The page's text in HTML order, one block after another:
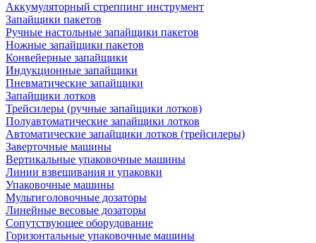
Аккумуляторный стреппинг инструмент
Запайщики пакетов
Ручные настольные запайщики пакетов
Ножные запайщики пакетов
Конвейерные запайщики
Индукционные запайщики
Пневматические запайщики
Запайщики лотков
Трейсилеры (ручные запайщики лотков)
Полуавтоматические запайщики лотков
Автоматические запайщики лотков (трейсилеры)
Заверточные машины
Вертикальные упаковочные машины
Линии взвешивания и упаковки
Упаковочные машины
Мультиголовочные дозаторы
Линейные весовые дозаторы
Сопутствующее оборудование
Горизонтальные упаковочные машины